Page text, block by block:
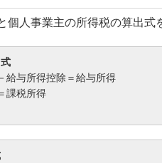
人事業主の所得税の算出式
給与所得控除＝給与所得
課税所得